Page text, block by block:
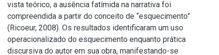
vista teórico, a ausência fatímida na narrativa foi
compreendida a partir do conceito de “esquecimento”
(Ricoeur, 2008). Os resultados identificaram um uso
operacionalizado do esquecimento enquanto prática
discursiva do autor em sua obra, manifestando-se